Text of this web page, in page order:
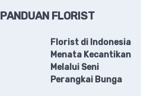
PANDUAN FLORIST
Florist di Indonesia
Menata Kecantikan
Melalui Seni
Perangkai Bunga